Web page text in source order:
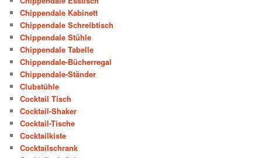
Chippendale Kabinett
Chippendale Schreibtisch
Chippendale Stühle
Chippendale Tabelle
Chippendale-Bücherregal
Chippendale-Ständer
Clubstühle
Cocktail Tisch
Cocktail-Shaker
Cocktail-Tische
Cocktailkiste
Cocktailschrank